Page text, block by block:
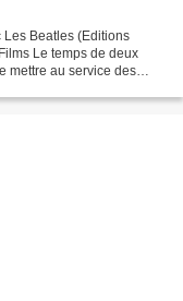
Beatles (Editions
Le temps de deux
mettre au service des